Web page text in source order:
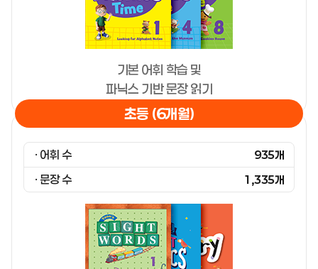
기본 어휘 학습 및
파닉스 기반 문장 읽기
초등 (6개월)
· 어휘 수 935개
· 문장 수 1,335개